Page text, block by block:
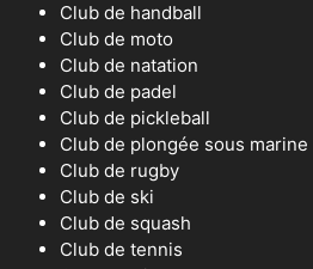
Club de handball
Club de moto
Club de natation
Club de padel
Club de pickleball
Club de plongée sous marine
Club de rugby
Club de ski
Club de squash
Club de tennis